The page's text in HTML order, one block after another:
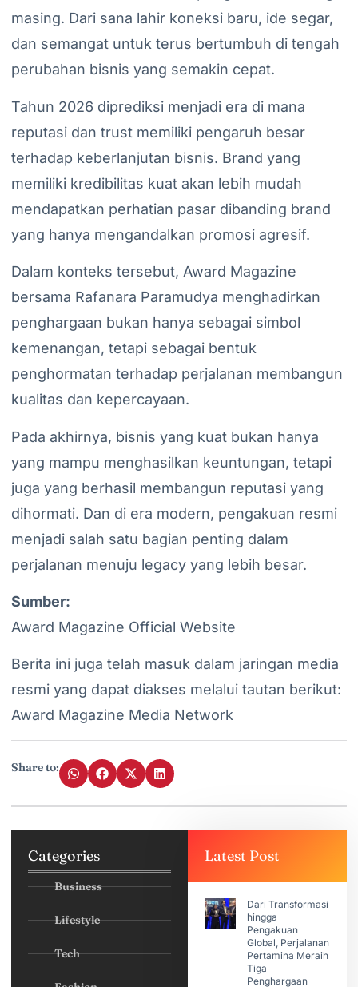
masing. Dari sana lahir koneksi baru, ide segar,
dan semangat untuk terus bertumbuh di tengah
perubahan bisnis yang semakin cepat.
Tahun 2026 diprediksi menjadi era di mana
reputasi dan trust memiliki pengaruh besar
terhadap keberlanjutan bisnis. Brand yang
memiliki kredibilitas kuat akan lebih mudah
mendapatkan perhatian pasar dibanding brand
yang hanya mengandalkan promosi agresif.
Dalam konteks tersebut, Award Magazine
bersama Rafanara Paramudya menghadirkan
penghargaan bukan hanya sebagai simbol
kemenangan, tetapi sebagai bentuk
penghormatan terhadap perjalanan membangun
kualitas dan kepercayaan.
Pada akhirnya, bisnis yang kuat bukan hanya
yang mampu menghasilkan keuntungan, tetapi
juga yang berhasil membangun reputasi yang
dihormati. Dan di era modern, pengakuan resmi
menjadi salah satu bagian penting dalam
perjalanan menuju legacy yang lebih besar.
Sumber:
Award Magazine Official Website
Berita ini juga telah masuk dalam jaringan media
resmi yang dapat diakses melalui tautan berikut:
Award Magazine Media Network
Share to:
Categories
Business
Lifestyle
Tech
Latest Post
Dari Transformasi
hingga
Pengakuan
Global, Perjalanan
Pertamina Meraih
Tiga
Penghargaan